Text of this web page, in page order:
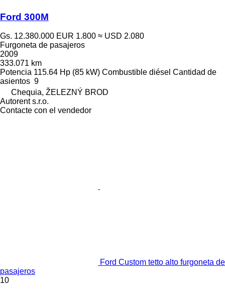
Ford 300M
Gs. 12.380.000 EUR 1.800 ≈ USD 2.080
Furgoneta de pasajeros
2009
333.071 km
Potencia 115.64 Hp (85 kW) Combustible diésel Cantidad de
asientos 9
Chequia, ŽELEZNÝ BROD
Autorent s.r.o.
Contacte con el vendedor
Ford Custom tetto alto furgoneta de
pasajeros
10